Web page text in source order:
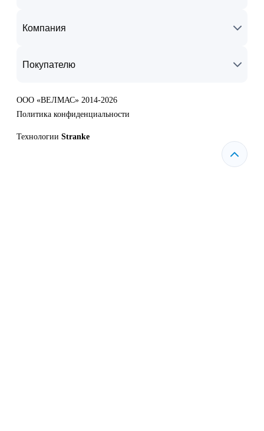
Компания
Покупателю
ООО «ВЕЛМАС» 2014-2026
Политика конфиденциальности
Технологии Stranke